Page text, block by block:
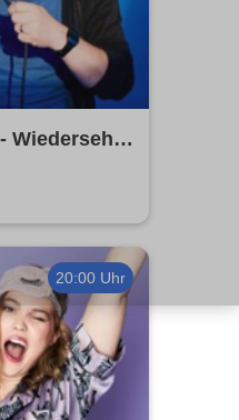
Wiedersehn
20:00 Uhr